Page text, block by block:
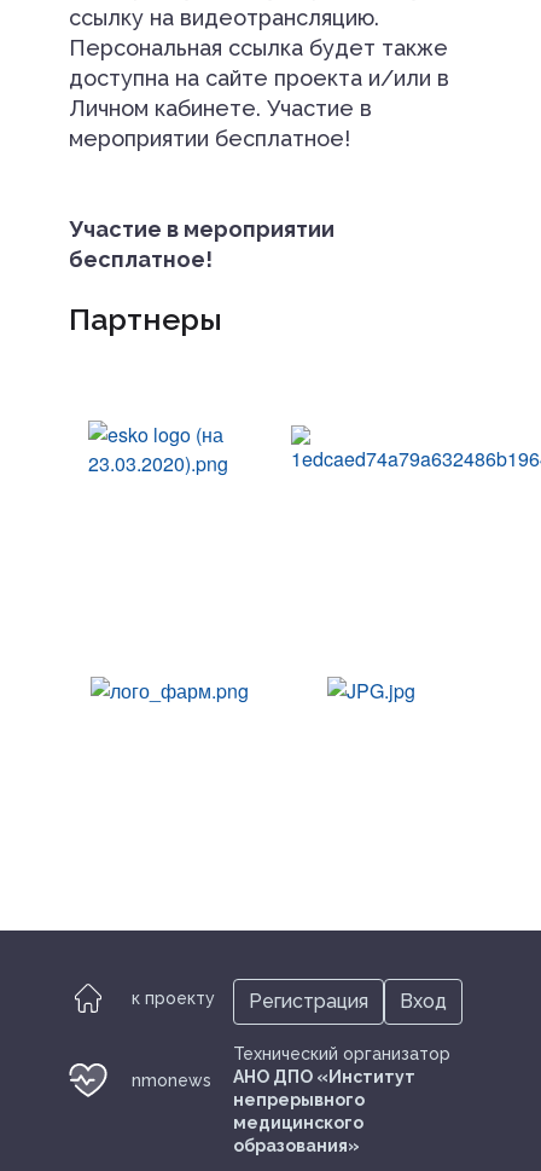
ссылку на видеотрансляцию.
Персональная ссылка будет также
доступна на сайте проекта и/или в
Личном кабинете. Участие в
мероприятии бесплатное!
Участие в мероприятии
бесплатное!
Партнеры
к проекту
nmonews
Технический организатор
АНО ДПО «Институт
непрерывного
медицинского
образования»
Регистрация Вход